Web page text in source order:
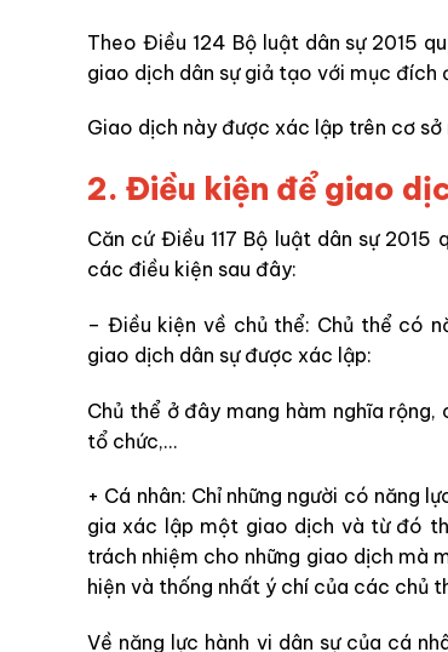
Theo Điều 124 Bộ luật dân sự 2015
giao dịch dân sự giả tạo với mục đích
Giao dịch này được xác lập trên cơ
2. Điều kiện để giao
Căn cứ Điều 117 Bộ luật dân sự
các điều kiện sau đây:
– Điều kiện về chủ thể: Chủ thể có
giao dịch dân sự được xác lập:
Chủ thể ở đây mang hàm nghĩa
tổ chức,…
+ Cá nhân: Chỉ những người có năng
gia xác lập một giao dịch và từ đó
trách nhiệm cho những giao dịch mà
hiện và thống nhất ý chí của các chủ
Về năng lực hành vi dân sự của cá